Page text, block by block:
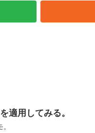
適用してみる。